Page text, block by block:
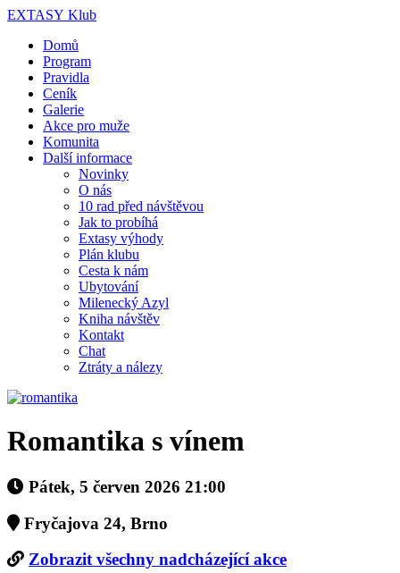
EXTASY Klub
Domů
Program
Pravidla
Ceník
Galerie
Akce pro muže
Komunita
Další informace
Novinky
O nás
10 rad před návštěvou
Jak to probíhá
Extasy výhody
Plán klubu
Cesta k nám
Ubytování
Milenecký Azyl
Kniha návštěv
Kontakt
Chat
Ztráty a nálezy
Romantika s vínem
Pátek, 5 červen 2026 21:00
Fryčajova 24, Brno
Zobrazit všechny nadcházející akce